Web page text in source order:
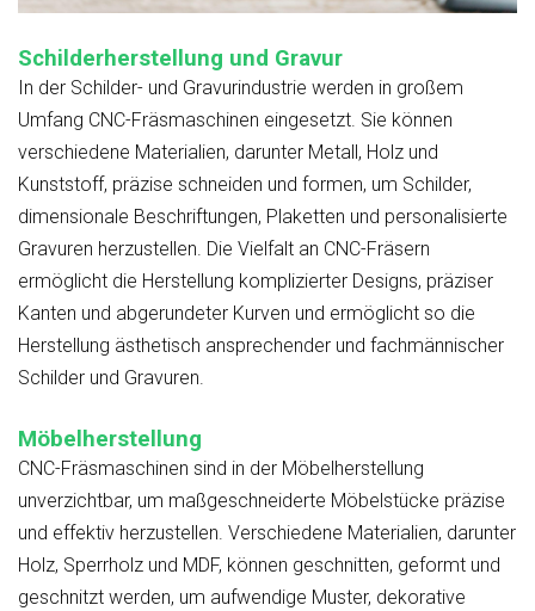
Schilderherstellung und Gravur
In der Schilder- und Gravurindustrie werden in großem
Umfang CNC-Fräsmaschinen eingesetzt. Sie können
verschiedene Materialien, darunter Metall, Holz und
Kunststoff, präzise schneiden und formen, um Schilder,
dimensionale Beschriftungen, Plaketten und personalisierte
Gravuren herzustellen. Die Vielfalt an CNC-Fräsern
ermöglicht die Herstellung komplizierter Designs, präziser
Kanten und abgerundeter Kurven und ermöglicht so die
Herstellung ästhetisch ansprechender und fachmännischer
Schilder und Gravuren.
Möbelherstellung
CNC-Fräsmaschinen sind in der Möbelherstellung
unverzichtbar, um maßgeschneiderte Möbelstücke präzise
und effektiv herzustellen. Verschiedene Materialien, darunter
Holz, Sperrholz und MDF, können geschnitten, geformt und
geschnitzt werden, um aufwendige Muster, dekorative